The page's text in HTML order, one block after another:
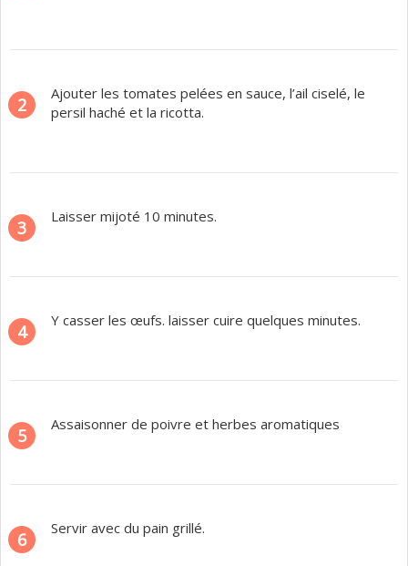
2
Ajouter les tomates pelées en sauce, l’ail ciselé, le
persil haché et la ricotta.
3
Laisser mijoté 10 minutes.
4
Y casser les œufs. laisser cuire quelques minutes.
5
Assaisonner de poivre et herbes aromatiques
6
Servir avec du pain grillé.